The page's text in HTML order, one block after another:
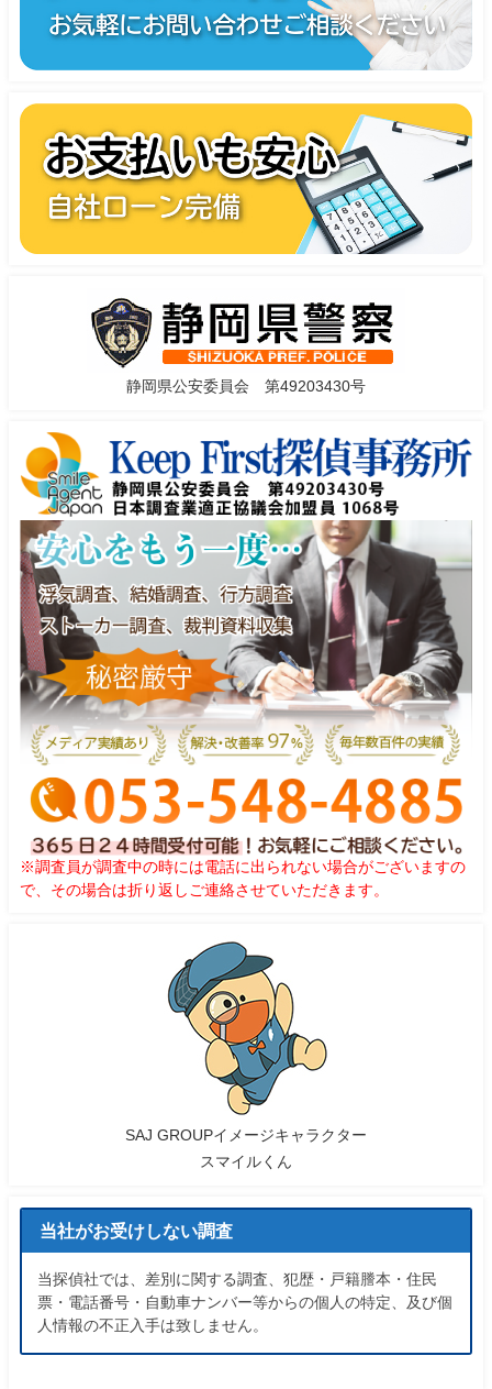
静岡県公安委員会 第49203430号
※調査員が調査中の時には電話に出られない場合がございますの
で、その場合は折り返しご連絡させていただきます。
SAJ GROUPイメージキャラクター
スマイルくん
当社がお受けしない調査
当探偵社では、差別に関する調査、犯歴・戸籍謄本・住民
票・電話番号・自動車ナンバー等からの個人の特定、及び個
人情報の不正入手は致しません。